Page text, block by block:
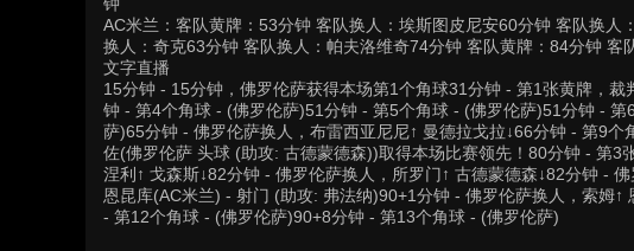
AC米兰：客队黄牌：53分钟 客队换人：埃斯图皮尼安60分钟 客队换人
换人：奇克63分钟 客队换人：帕夫洛维奇74分钟 客队黄牌：84分钟 客
文字直播
15分钟 - 15分钟，佛罗伦萨获得本场第1个角球31分钟 - 第1张黄牌，
钟 - 第4个角球 - (佛罗伦萨)51分钟 - 第5个角球 - (佛罗伦萨)51分钟 -
萨)65分钟 - 佛罗伦萨换人，布雷西亚尼尼↑ 曼德拉戈拉↓66分钟 - 第9
佐(佛罗伦萨 头球 (助攻: 古德蒙德森))取得本场比赛领先！80分钟 - 第3
涅利↑ 戈森斯↓82分钟 - 佛罗伦萨换人，所罗门↑ 古德蒙德森↓82分钟 -
恩昆库(AC米兰) - 射门 (助攻: 弗法纳)90+1分钟 - 佛罗伦萨换人，索姆
- 第12个角球 - (佛罗伦萨)90+8分钟 - 第13个角球 - (佛罗伦萨)